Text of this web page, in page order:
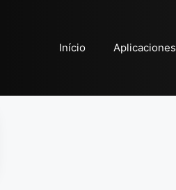
Início Aplicaciones